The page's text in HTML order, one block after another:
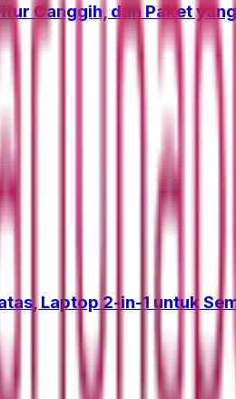
Canggih, dan Paket
Laptop 2-in-1 untuk